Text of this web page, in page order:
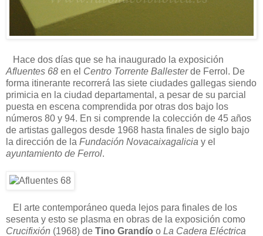
Hace dos días que se ha inaugurado la exposición
Afluentes 68 en el Centro Torrente Ballesterde Ferrol. De
forma itinerante recorrerá las siete ciudades gallegas siendo
primicia en la ciudad departamental, a pesar de su parcial
puesta en escena comprendida por otras dos bajo los
números 80 y 94. En si comprende la colección de 45 años
de artistas gallegos desde 1968 hasta finales de siglo bajo
la dirección de la Fundación Novacaixagalicia y el
ayuntamiento de Ferrol.
El arte contemporáneo queda lejos para finales de los
sesenta y esto se plasma en obras de la exposición como
Crucifixión (1968) de Tino Grandío o La Cadera Eléctrica